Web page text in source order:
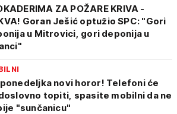
ZA POŽARE KRIVA -
Goran Ješić optužio SPC: "Gori
u Mitrovici, gori deponija u
novi horor! Telefoni će
topiti, spasite mobilni da ne
"sunčanicu"